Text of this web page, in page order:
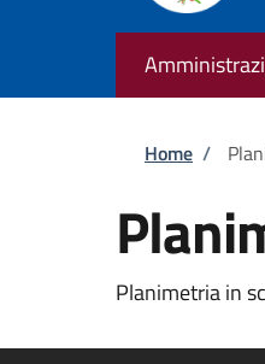
Home /
Planimetria in